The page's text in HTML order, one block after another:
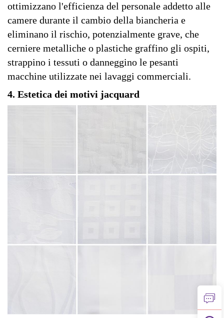
ottimizzano l'efficienza del personale addetto alle
camere durante il cambio della biancheria e
eliminano il rischio, potenzialmente grave, che
cerniere metalliche o plastiche graffino gli ospiti,
strappino i tessuti o danneggino le pesanti
macchine utilizzate nei lavaggi commerciali.
4. Estetica dei motivi jacquard